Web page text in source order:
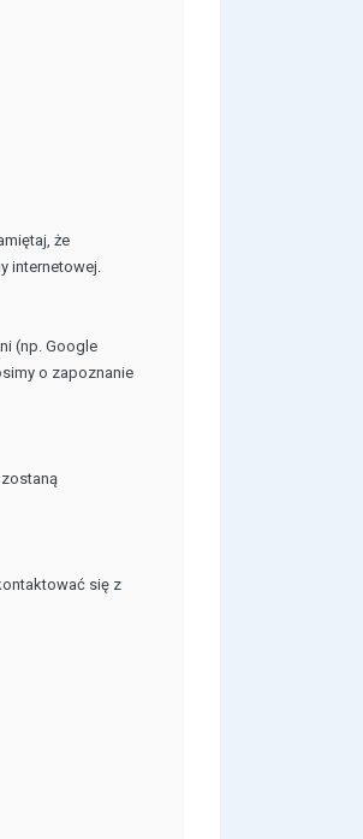
że
internetowej.
(np. Google
o zapoznanie
się z